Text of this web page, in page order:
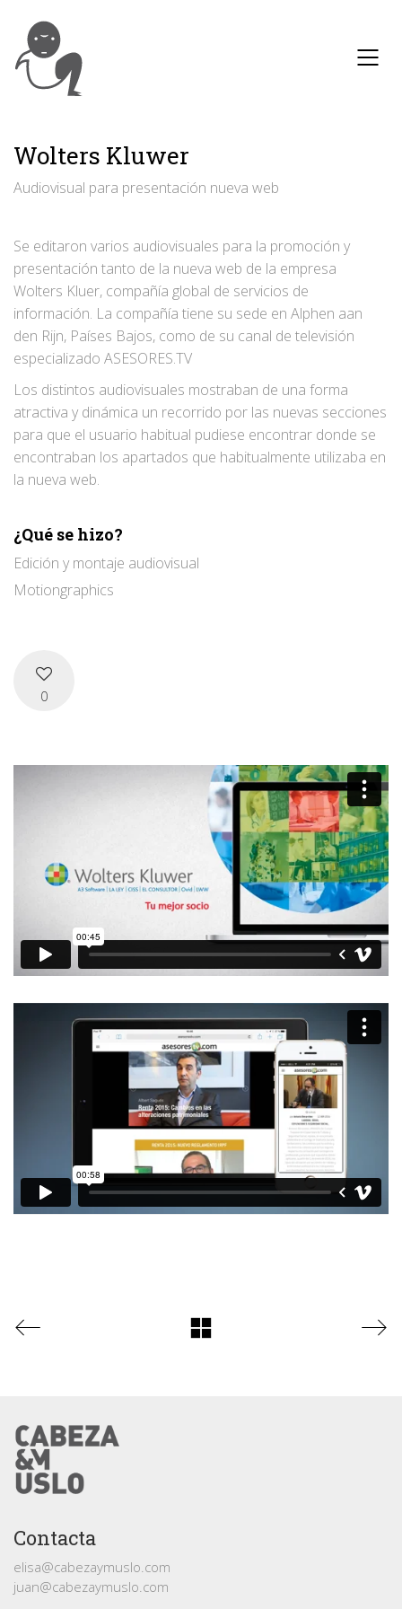
Wolters Kluwer
Audiovisual para presentación nueva web
Se editaron varios audiovisuales para la promoción y
presentación tanto de la nueva web de la empresa
Wolters Kluer, compañía global de servicios de
información. La compañía tiene su sede en Alphen aan
den Rijn, Países Bajos, como de su canal de televisión
especializado ASESORES.TV
Los distintos audiovisuales mostraban de una forma
atractiva y dinámica un recorrido por las nuevas secciones
para que el usuario habitual pudiese encontrar donde se
encontraban los apartados que habitualmente utilizaba en
la nueva web.
¿Qué se hizo?
Edición y montaje audiovisual
Motiongraphics
0
Contacta
elisa@cabezaymuslo.com
juan@cabezaymuslo.com